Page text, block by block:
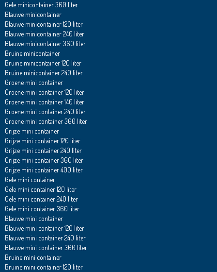
Gele minicontainer 360 liter
Blauwe minicontainer
Blauwe minicontainer 120 liter
Blauwe minicontainer 240 liter
Blauwe minicontainer 360 liter
Bruine minicontainer
Bruine minicontainer 120 liter
Bruine minicontainer 240 liter
Groene mini container
Groene mini container 120 liter
Groene mini container 140 liter
Groene mini container 240 liter
Groene mini container 360 liter
Grijze mini container
Grijze mini container 120 liter
Grijze mini container 240 liter
Grijze mini container 360 liter
Grijze mini container 400 liter
Gele mini container
Gele mini container 120 liter
Gele mini container 240 liter
Gele mini container 360 liter
Blauwe mini container
Blauwe mini container 120 liter
Blauwe mini container 240 liter
Blauwe mini container 360 liter
Bruine mini container
Bruine mini container 120 liter